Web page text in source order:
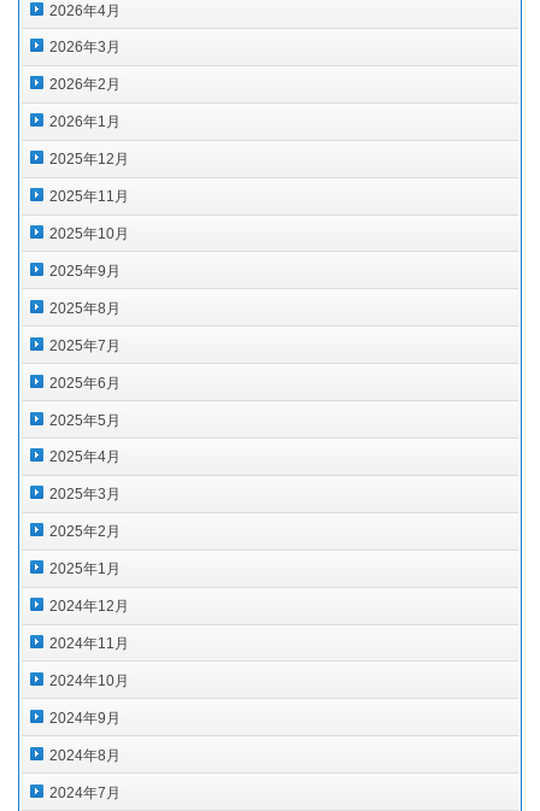
2026年4月
2026年3月
2026年2月
2026年1月
2025年12月
2025年11月
2025年10月
2025年9月
2025年8月
2025年7月
2025年6月
2025年5月
2025年4月
2025年3月
2025年2月
2025年1月
2024年12月
2024年11月
2024年10月
2024年9月
2024年8月
2024年7月